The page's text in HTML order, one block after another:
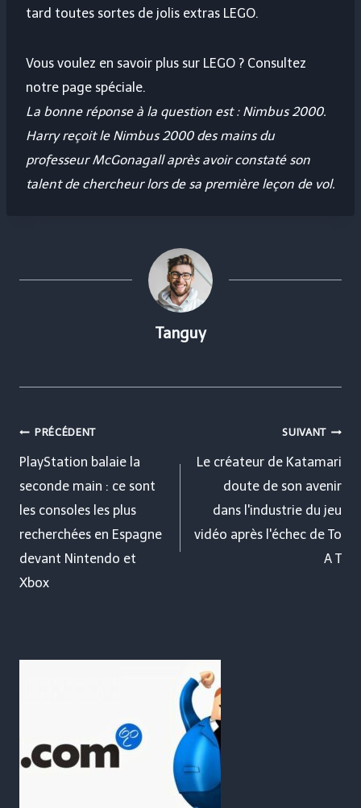
tard toutes sortes de jolis extras LEGO.
Vous voulez en savoir plus sur LEGO ? Consultez
notre page spéciale.
La bonne réponse à la question est : Nimbus 2000.
Harry reçoit le Nimbus 2000 des mains du
professeur McGonagall après avoir constaté son
talent de chercheur lors de sa première leçon de vol.
Tanguy
Navigation
de
l’article
PRÉCÉDENT
PlayStation balaie la
seconde main : ce sont
les consoles les plus
recherchées en Espagne
devant Nintendo et
Xbox
SUIVANT
Le créateur de Katamari
doute de son avenir
dans l'industrie du jeu
vidéo après l'échec de To
A T